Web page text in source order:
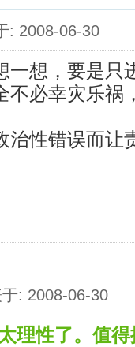
: 2008-06-30
一想，要是只
不必幸灾乐祸
治性错误而让
: 2008-06-30
理性了。值